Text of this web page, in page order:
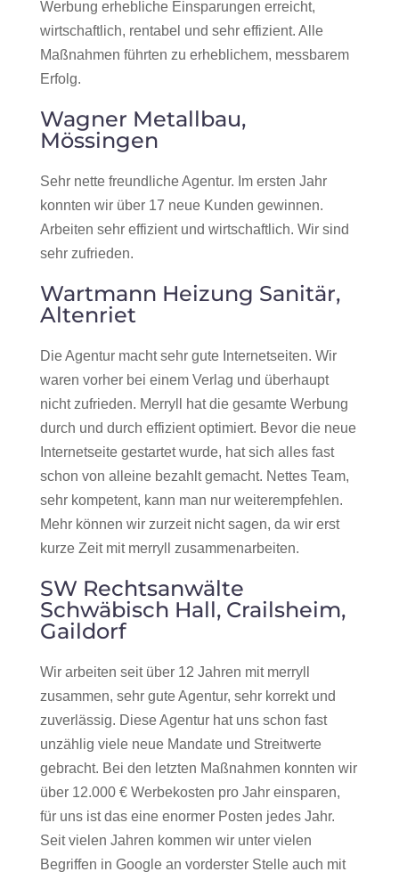
Werbung erhebliche Einsparungen erreicht,
wirtschaftlich, rentabel und sehr effizient. Alle
Maßnahmen führten zu erheblichem, messbarem
Erfolg.
Wagner Metallbau,
Mössingen
Sehr nette freundliche Agentur. Im ersten Jahr
konnten wir über 17 neue Kunden gewinnen.
Arbeiten sehr effizient und wirtschaftlich. Wir sind
sehr zufrieden.
Wartmann Heizung Sanitär,
Altenriet
Die Agentur macht sehr gute Internetseiten. Wir
waren vorher bei einem Verlag und überhaupt
nicht zufrieden. Merryll hat die gesamte Werbung
durch und durch effizient optimiert. Bevor die neue
Internetseite gestartet wurde, hat sich alles fast
schon von alleine bezahlt gemacht. Nettes Team,
sehr kompetent, kann man nur weiterempfehlen.
Mehr können wir zurzeit nicht sagen, da wir erst
kurze Zeit mit merryll zusammenarbeiten.
SW Rechtsanwälte
Schwäbisch Hall, Crailsheim,
Gaildorf
Wir arbeiten seit über 12 Jahren mit merryll
zusammen, sehr gute Agentur, sehr korrekt und
zuverlässig. Diese Agentur hat uns schon fast
unzählig viele neue Mandate und Streitwerte
gebracht. Bei den letzten Maßnahmen konnten wir
über 12.000 € Werbekosten pro Jahr einsparen,
für uns ist das eine enormer Posten jedes Jahr.
Seit vielen Jahren kommen wir unter vielen
Begriffen in Google an vorderster Stelle auch mit